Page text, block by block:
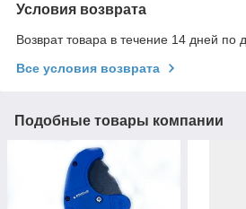
Условия возврата
Возврат товара в течение 14 дней по
Все условия возврата
Подобные товары компании